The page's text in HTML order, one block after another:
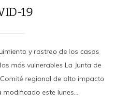
19
y rastreo de los casos
más vulnerables La Junta de
regional de alto impacto
modificado este lunes...